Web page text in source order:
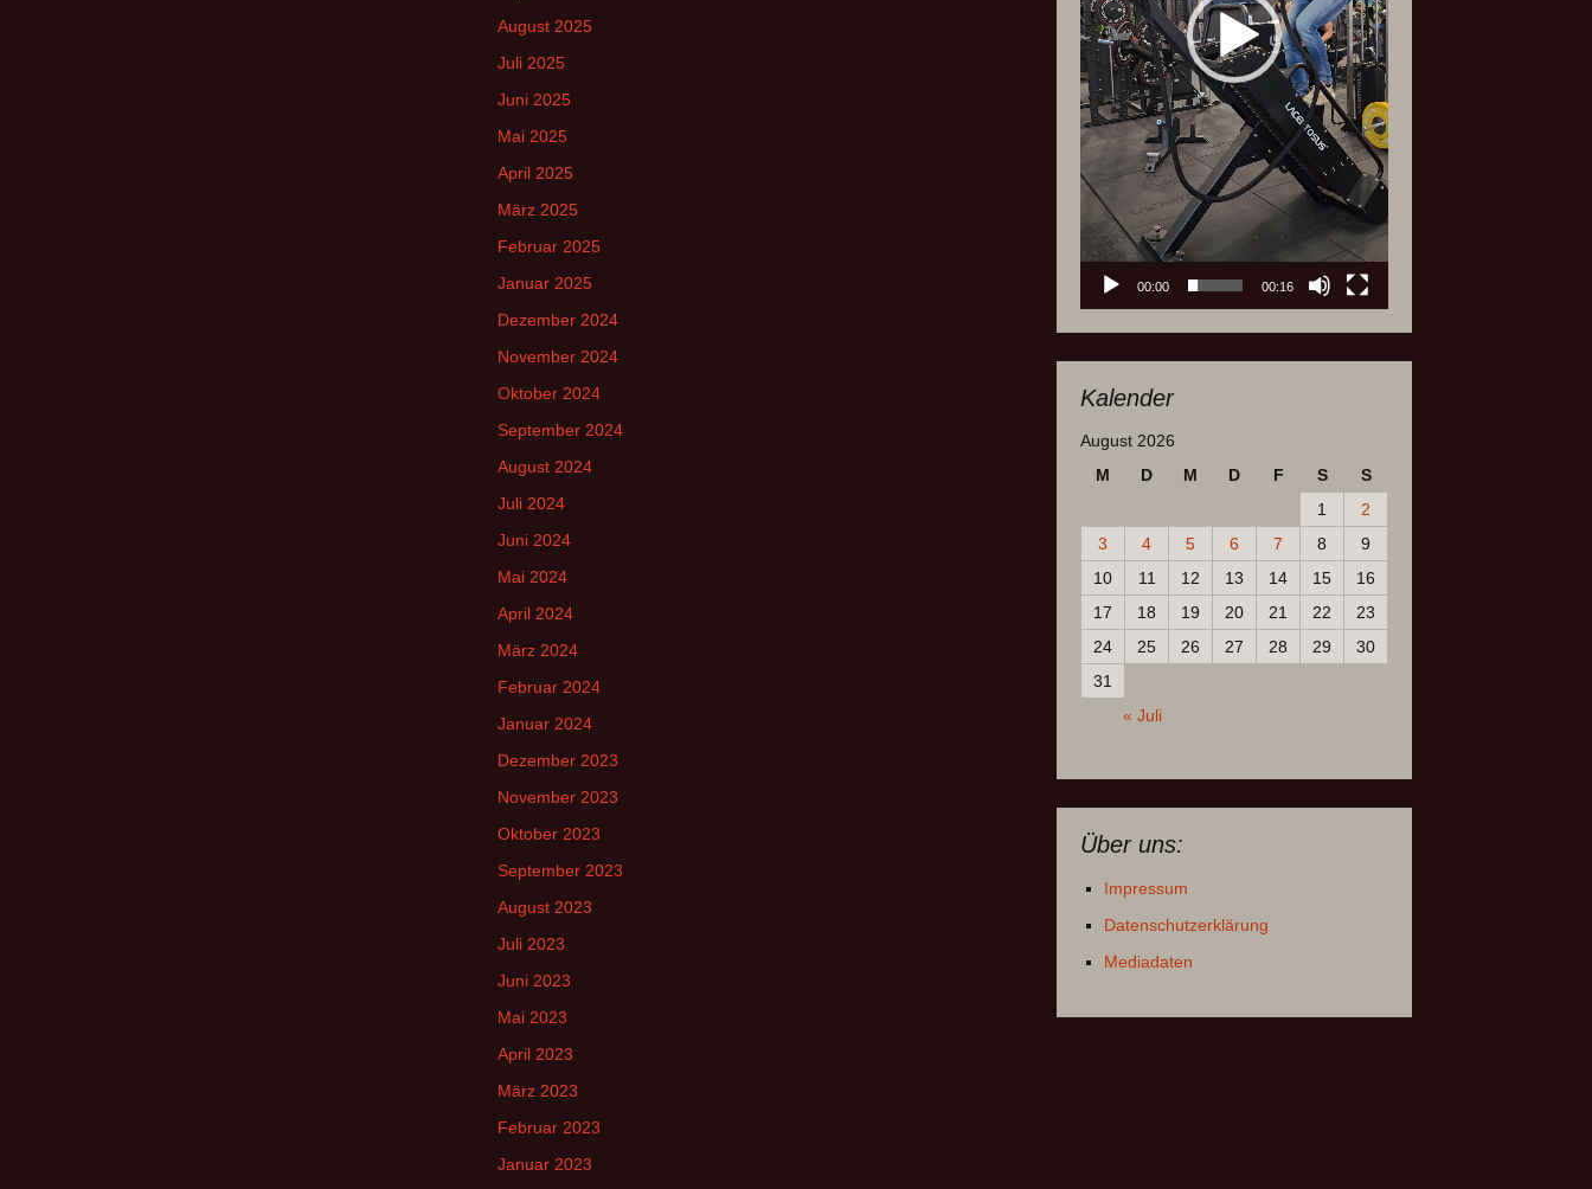
00:00 00:16
Kalender
August 2026
M
D M D F S
S
1
2
3
4 5 6 7 8
9
10
11 12 13 14 15
16
17
18 19 20 21 22
23
24
25 26 27 28 29
30
31
« Juli
Über uns:
Impressum
Datenschutzerklärung
Mediadaten
August 2025
Juli 2025
Juni 2025
Mai 2025
April 2025
März 2025
Februar 2025
Januar 2025
Dezember 2024
November 2024
Oktober 2024
September 2024
August 2024
Juli 2024
Juni 2024
Mai 2024
April 2024
März 2024
Februar 2024
Januar 2024
Dezember 2023
November 2023
Oktober 2023
September 2023
August 2023
Juli 2023
Juni 2023
Mai 2023
April 2023
März 2023
Februar 2023
Januar 2023